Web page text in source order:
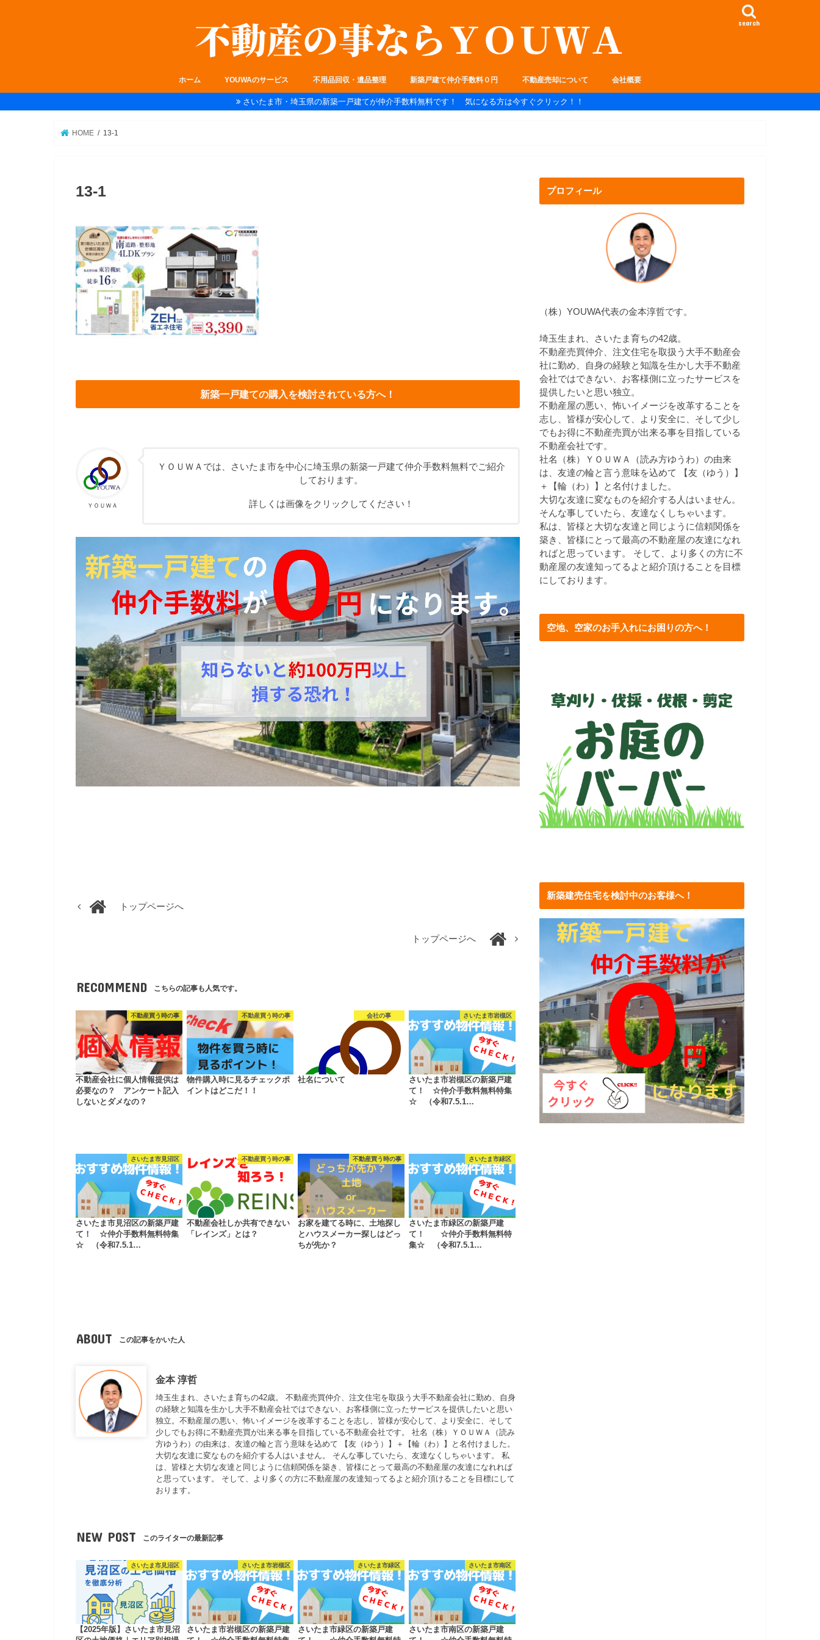
search
ホーム YOUWAのサービス 不用品回収・遺品整理 新築戸建て仲介手数料０円 不動産売却について 会社概要
さいたま市・埼玉県の新築一戸建てが仲介手数料無料です！ 気になる方は今すぐクリック！！
HOME 13-1
13-1
新築一戸建ての購入を検討されている方へ！
ＹＯＵＷＡ
ＹＯＵＷＡでは、さいたま市を中心に埼玉県の新築一戸建て仲介手数料無料でご紹介
しております。
詳しくは画像をクリックしてください！
トップページへ
トップページへ
RECOMMEND こちらの記事も人気です。
不動産買う時の事
不動産会社に個人情報提供は
必要なの？ アンケート記入
しないとダメなの？
不動産買う時の事
物件購入時に見るチェックポ
イントはどこだ！！
会社の事
社名について
さいたま市岩槻区
さいたま市岩槻区の新築戸建
て！ ☆仲介手数料無料特集
☆ （令和7.5.1…
さいたま市見沼区
さいたま市見沼区の新築戸建
て！ ☆仲介手数料無料特集
☆ （令和7.5.1…
不動産買う時の事
不動産会社しか共有できない
「レインズ」とは？
不動産買う時の事
お家を建てる時に、土地探し
とハウスメーカー探しはどっ
ちが先か？
さいたま市緑区
さいたま市緑区の新築戸建
て！ ☆仲介手数料無料特
集☆ （令和7.5.1…
ABOUT この記事をかいた人
金本 淳哲
埼玉生まれ、さいたま育ちの42歳。 不動産売買仲介、注文住宅を取扱う大手不動産会社に勤め、自身
の経験と知識を生かし大手不動産会社ではできない、お客様側に立ったサービスを提供したいと思い
独立。不動産屋の悪い、怖いイメージを改革することを志し、皆様が安心して、より安全に、そして
少しでもお得に不動産売買が出来る事を目指している不動産会社です。 社名（株）ＹＯＵＷＡ（読み
方ゆうわ）の由来は、友達の輪と言う意味を込めて 【友（ゆう）】＋【輪（わ）】と名付けました。
大切な友達に変なものを紹介する人はいません。 そんな事していたら、友達なくしちゃいます。 私
は、皆様と大切な友達と同じように信頼関係を築き、皆様にとって最高の不動産屋の友達になれれば
と思っています。 そして、より多くの方に不動産屋の友達知ってるよと紹介頂けることを目標にして
おります。
NEW POST このライターの最新記事
さいたま市見沼区
【2025年版】さいたま市見沼
さいたま市岩槻区
さいたま市岩槻区の新築戸建
さいたま市緑区
さいたま市緑区の新築戸建
さいたま市南区
さいたま市南区の新築戸建
プロフィール
（株）YOUWA代表の金本淳哲です。
埼玉生まれ、さいたま育ちの42歳。
不動産売買仲介、注文住宅を取扱う大手不動産会
社に勤め、自身の経験と知識を生かし大手不動産
会社ではできない、お客様側に立ったサービスを
提供したいと思い独立。
不動産屋の悪い、怖いイメージを改革することを
志し、皆様が安心して、より安全に、そして少し
でもお得に不動産売買が出来る事を目指している
不動産会社です。
社名（株）ＹＯＵＷＡ（読み方ゆうわ）の由来
は、友達の輪と言う意味を込めて 【友（ゆう）】
＋【輪（わ）】と名付けました。
大切な友達に変なものを紹介する人はいません。
そんな事していたら、友達なくしちゃいます。
私は、皆様と大切な友達と同じように信頼関係を
築き、皆様にとって最高の不動産屋の友達になれ
ればと思っています。 そして、より多くの方に不
動産屋の友達知ってるよと紹介頂けることを目標
にしております。
空地、空家のお手入れにお困りの方へ！
新築建売住宅を検討中のお客様へ！